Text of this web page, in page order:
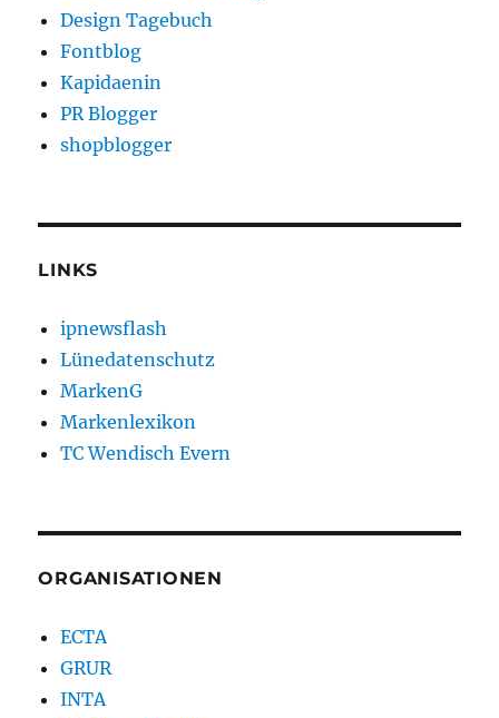
Design Tagebuch
Fontblog
Kapidaenin
PR Blogger
shopblogger
LINKS
ipnewsflash
Lünedatenschutz
MarkenG
Markenlexikon
TC Wendisch Evern
ORGANISATIONEN
ECTA
GRUR
INTA